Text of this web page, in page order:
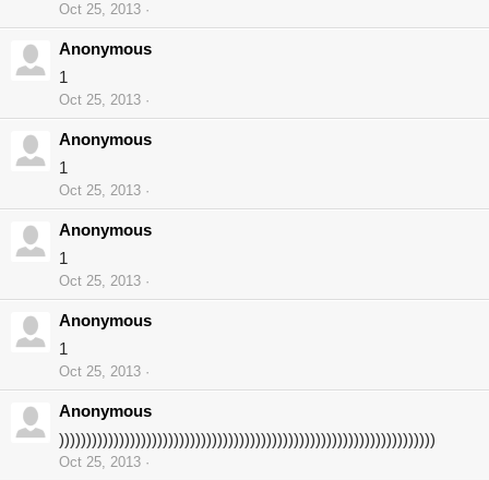
Oct 25, 2013
Anonymous
1
Oct 25, 2013
Anonymous
1
Oct 25, 2013
Anonymous
1
Oct 25, 2013
Anonymous
1
Oct 25, 2013
Anonymous
)))))))))))))))))))))))))))))))))))))))))))))))))))))))))))))))))))))
Oct 25, 2013